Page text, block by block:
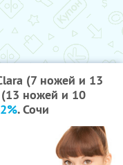
(7 ножей и 13
ножей и 10
. Сочи